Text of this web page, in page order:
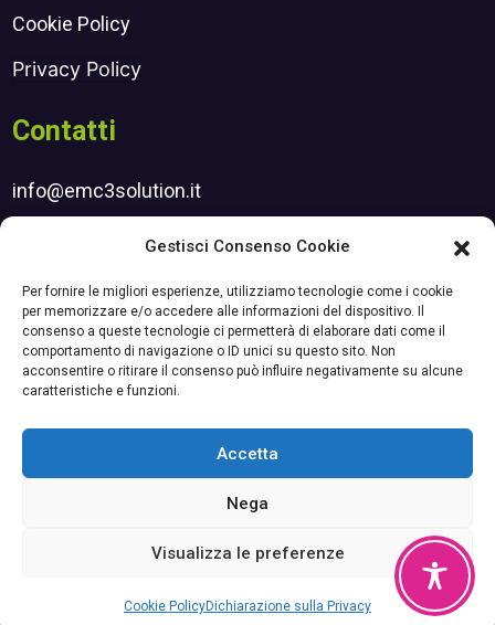
Gestisci Consenso Cookie
Per fornire le migliori esperienze, utilizziamo tecnologie come i cookie
per memorizzare e/o accedere alle informazioni del dispositivo. Il
consenso a queste tecnologie ci permetterà di elaborare dati come il
comportamento di navigazione o ID unici su questo sito. Non
acconsentire o ritirare il consenso può influire negativamente su alcune
caratteristiche e funzioni.
Accetta
Nega
Visualizza le preferenze
Cookie PolicyDichiarazione sulla Privacy
Cookie Policy
Privacy Policy
Contatti
info@emc3solution.it
henry.srl@pec.it
Iscrizione newsletter
Certificazioni
© 2026 Henry S.r.l.